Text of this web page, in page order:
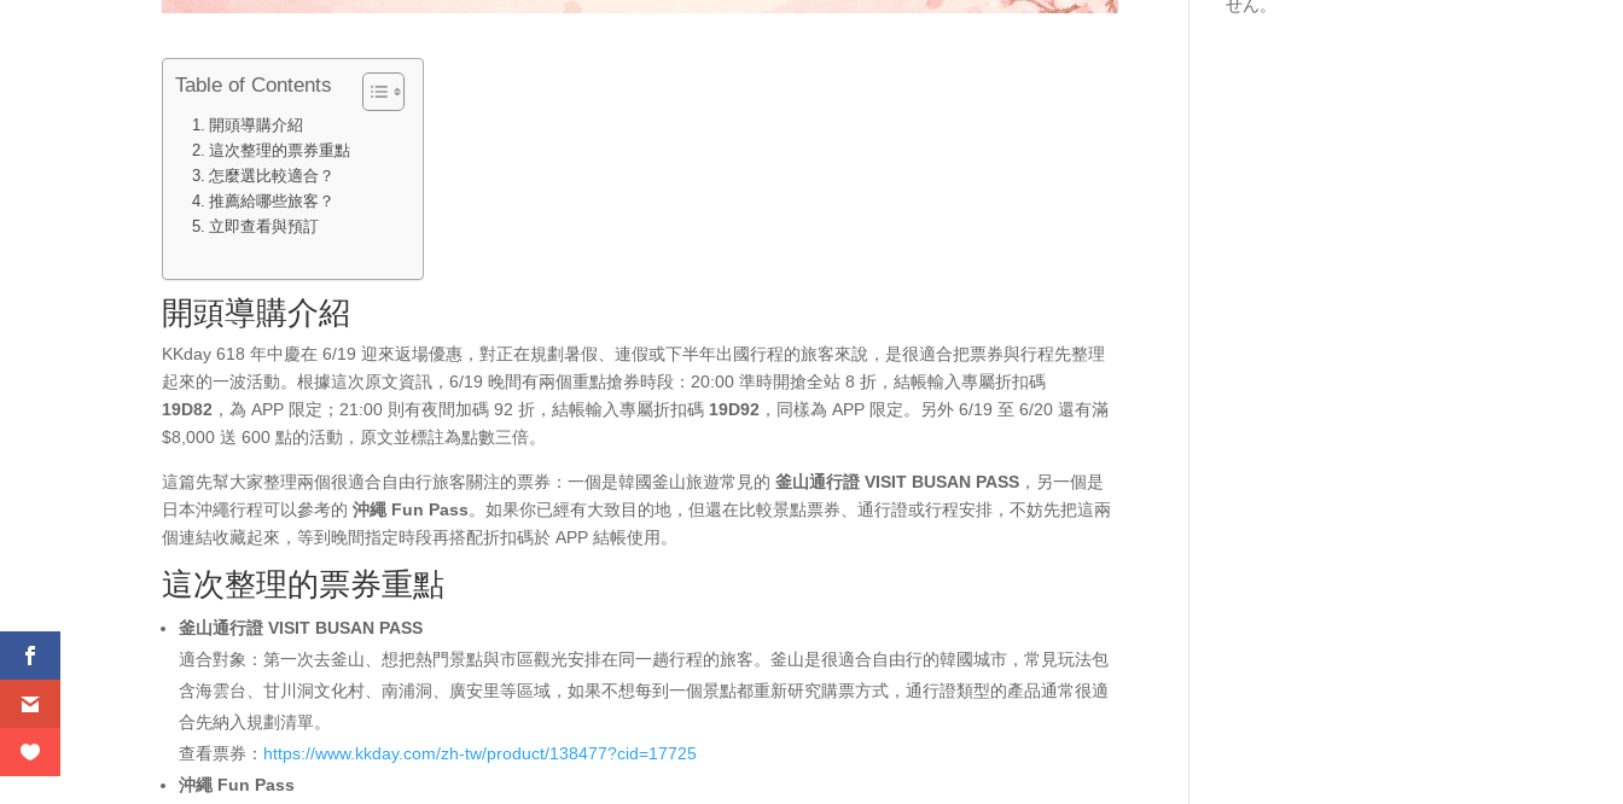
Table of Contents
開頭導購介紹
這次整理的票券重點
怎麼選比較適合？
推薦給哪些旅客？
立即查看與預訂
開頭導購介紹
KKday 618 年中慶在 6/19 迎來返場優惠，對正在規劃暑假、連假或下半年出國行程的旅客來說，是很適合把票券與行程先整理
起來的一波活動。根據這次原文資訊，6/19 晚間有兩個重點搶券時段：20:00 準時開搶全站 8 折，結帳輸入專屬折扣碼
19D82 ，為 APP 限定；21:00 則有夜間加碼 92 折，結帳輸入專屬折扣碼 19D92 ，同樣為 APP 限定。另外 6/19 至 6/20 還有滿
$8,000 送 600 點的活動，原文並標註為點數三倍。
這篇先幫大家整理兩個很適合自由行旅客關注的票券：一個是韓國釜山旅遊常見的釜山通行證 VISIT BUSAN PASS ，另一個是
日本沖繩行程可以參考的沖繩 Fun Pass。如果你已經有大致目的地，但還在比較景點票券、通行證或行程安排，不妨先把這兩
個連結收藏起來，等到晚間指定時段再搭配折扣碼於 APP 結帳使用。
這次整理的票券重點
釜山通行證 VISIT BUSAN PASS
適合對象：第一次去釜山、想把熱門景點與市區觀光安排在同一趟行程的旅客。釜山是很適合自由行的韓國城市，常見玩法包
含海雲台、甘川洞文化村、南浦洞、廣安里等區域，如果不想每到一個景點都重新研究購票方式，通行證類型的產品通常很適
合先納入規劃清單。
查看票券： https://www.kkday.com/zh-tw/product/138477?cid=17725
沖繩 Fun Pass
せん。